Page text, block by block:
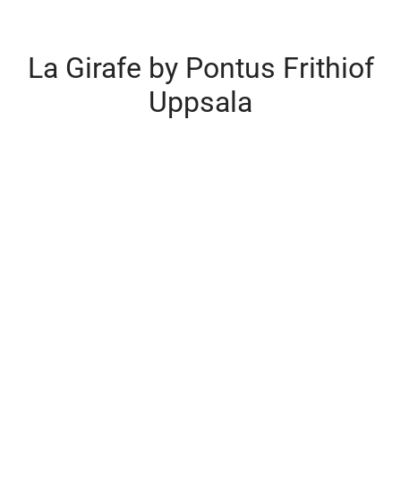
La Girafe by Pontus Frithiof
Uppsala